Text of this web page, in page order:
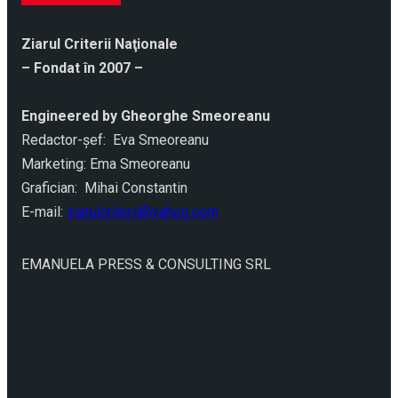
Ziarul Criterii Naţionale
– Fondat în 2007 –
Engineered by Gheorghe Smeoreanu
Redactor-şef: Eva Smeoreanu
Marketing: Ema Smeoreanu
Grafician: Mihai Constantin
E-mail: ziarulcriterii@yahoo.com
EMANUELA PRESS & CONSULTING SRL